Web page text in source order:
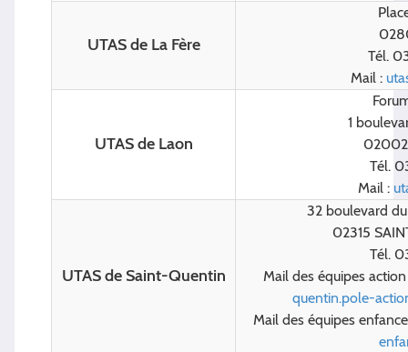
UTAS de La Fère
Tél.
Mail :
UTAS de Laon
1
02002
Tél.
Mail :
UTAS de Saint-Quentin
32 boulevard
02315
Tél.
Mail des équipes
quentin.pole-
Mail des équipes